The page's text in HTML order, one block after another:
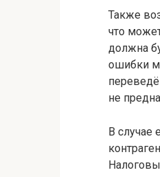
Также
что
должна
ошибки
не
В случае